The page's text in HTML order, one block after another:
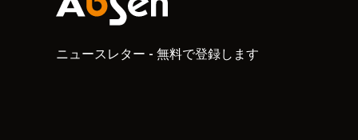
ニュースレター - 無料で登録します